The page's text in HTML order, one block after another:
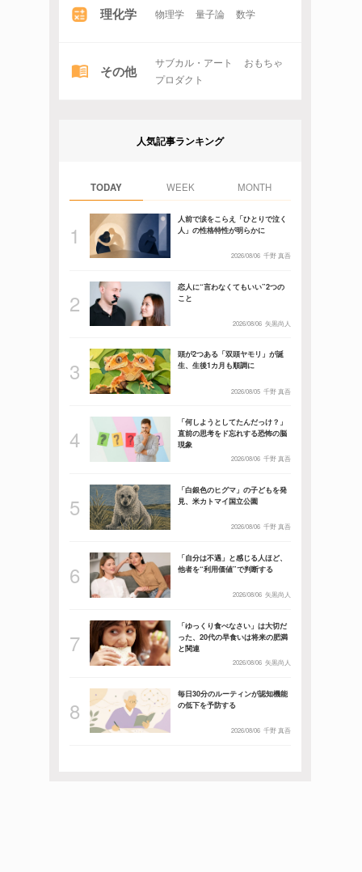
理化学 物理学 量子論 数学
その他 サブカル・アート
おもちゃ
プロダクト
人気記事ランキング
TODAY WEEK MONTH
人前で涙をこらえ「ひとりで泣く
人」の性格特性が明らかに
2026/08/06 千野 真吾
恋人に“言わなくてもいい”2つの
こと
2026/08/06 矢黒尚人
頭が2つある「双頭ヤモリ」が誕
生、生後1カ月も順調に
2026/08/05 千野 真吾
「何しようとしてたんだっけ？」
直前の思考をド忘れする恐怖の脳
現象
2026/08/06 千野 真吾
「白銀色のヒグマ」の子どもを発
見、米カトマイ国立公園
2026/08/06 千野 真吾
「自分は不遇」と感じる人ほど、
他者を“利用価値”で判断する
2026/08/06 矢黒尚人
「ゆっくり食べなさい」は大切だ
った、20代の早食いは将来の肥満
と関連
2026/08/06 矢黒尚人
毎日30分のルーティンが認知機能
の低下を予防する
2026/08/06 千野 真吾